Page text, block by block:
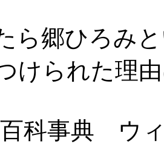
ら郷ひろみ
けられた理
科事典 ウ